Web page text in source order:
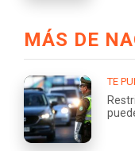
MÁS DE
TE